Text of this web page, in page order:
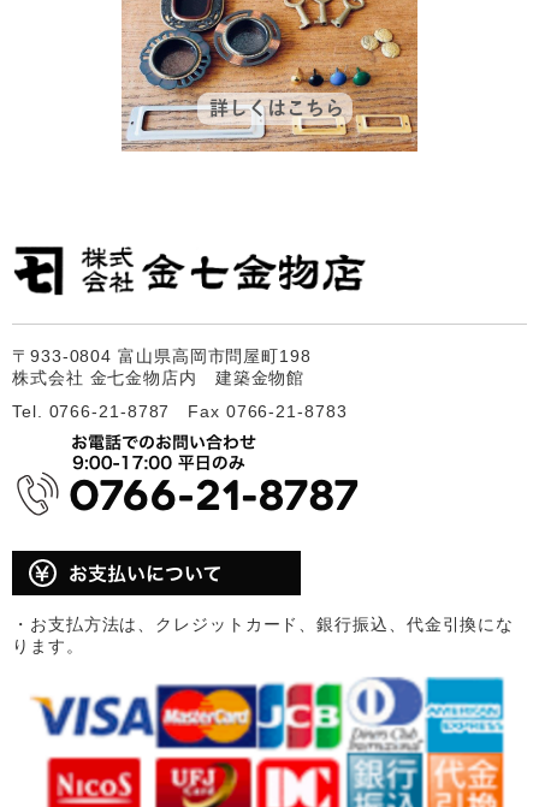
〒933-0804 富山県高岡市問屋町198
株式会社 金七金物店内 建築金物館
Tel. 0766-21-8787 Fax 0766-21-8783
・お支払方法は、クレジットカード、銀行振込、代金引換にな
ります。